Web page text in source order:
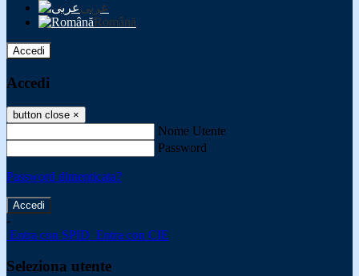
عربى
Română
Accedi
Accedi
button close ×
Nome Utente
Password
Password dimenticata?
-
Entra con SPID Entra con CIE
Seleziona utente